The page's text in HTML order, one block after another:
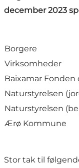
december 2023
Borgere
Virksomheder
Baixamar
Naturstyrelsen
Naturstyrelsen
Ærø Kommune
Stor tak til